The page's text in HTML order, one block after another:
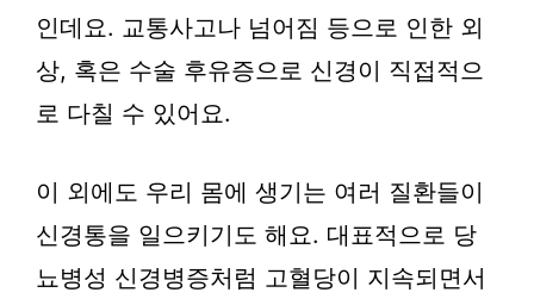
인데요. 교통사고나 넘어짐 등으로 인한 외
상, 혹은 수술 후유증으로 신경이 직접적으
로 다칠 수 있어요.
이 외에도 우리 몸에 생기는 여러 질환들이
신경통을 일으키기도 해요. 대표적으로 당
뇨병성 신경병증처럼 고혈당이 지속되면서